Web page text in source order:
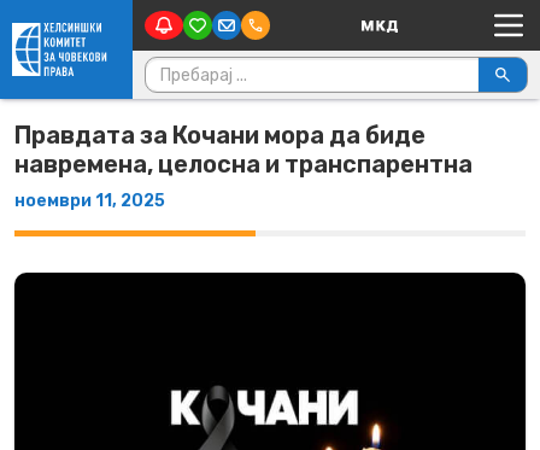
Skip to content Main Navigation
Пребарувај за:
Правдата за Кочани мора да биде
навремена, целосна и транспарентна
ноември 11, 2025